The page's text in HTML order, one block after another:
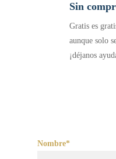
Sin
Gratis es
aunque solo
¡déjanos
Nombre*